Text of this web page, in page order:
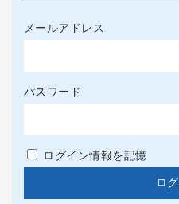
メールアドレス
パスワード
ログイン情報を記憶